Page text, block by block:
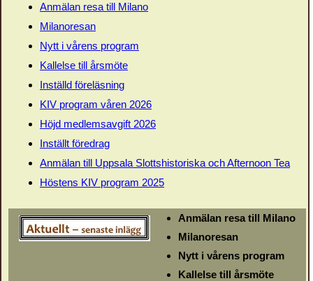
Anmälan resa till Milano
Milanoresan
Nytt i vårens program
Kallelse till årsmöte
Inställd föreläsning
KIV program våren 2026
Höjd medlemsavgift 2026
Inställt föredrag
Anmälan till Uppsala Slottshistoriska och Afternoon Tea
Höstens KIV program 2025
Anmälan resa till Milano
Milanoresan
Nytt i vårens program
Kallelse till årsmöte